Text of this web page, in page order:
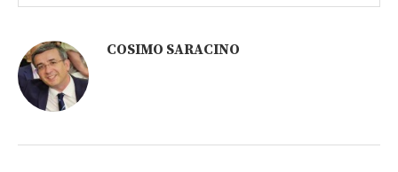
COSIMO SARACINO